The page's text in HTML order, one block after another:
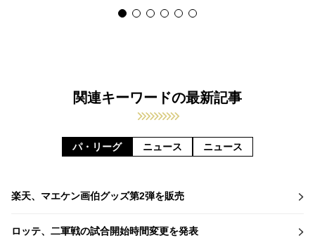
関連キーワードの最新記事
パ・リーグ ニュース ニュース
楽天、マエケン画伯グッズ第2弾を販売
ロッテ、二軍戦の試合開始時間変更を発表